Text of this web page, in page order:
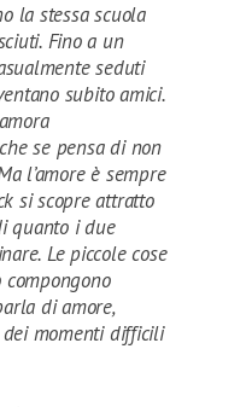
la stessa scuola
Fino a un
seduti
subito amici.
se pensa di non
l’amore è sempre
si scopre attratto
quanto i due
Le piccole cose
di amore,
dei momenti difficili